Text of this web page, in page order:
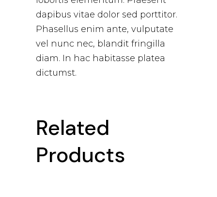
dapibus vitae dolor sed porttitor.
Phasellus enim ante, vulputate
vel nunc nec, blandit fringilla
diam. In hac habitasse platea
dictumst.
Related
Products